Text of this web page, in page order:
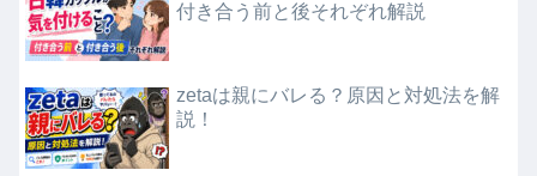
付き合う前と後それぞれ解説
zetaは親にバレる？原因と対処法を解
説！